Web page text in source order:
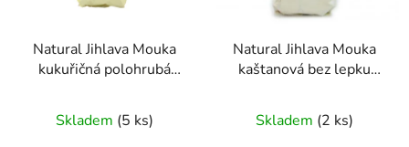
Natural Jihlava Mouka
kukuřičná polohrubá
Skladem (5 ks)
Natural Jihlava Mouka
kaštanová bez lepku
Skladem (2 ks)